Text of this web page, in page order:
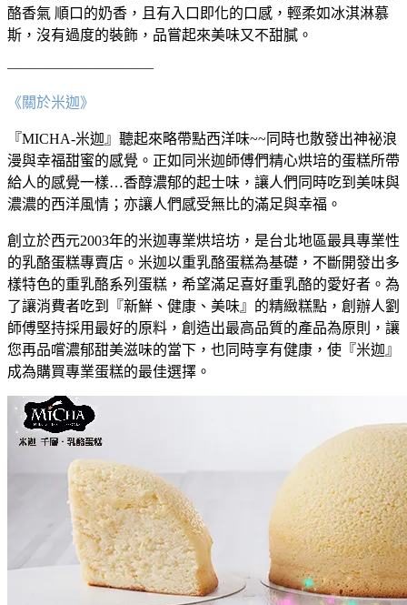
酪香氣 順口的奶香，且有入口即化的口感，輕柔如冰淇淋慕
斯，沒有過度的裝飾，品嘗起來美味又不甜膩。
———————————–
《關於米迦》
『MICHA-米迦』聽起來略帶點西洋味~~同時也散發出神祕浪
漫與幸福甜蜜的感覺。正如同米迦師傅們精心烘培的蛋糕所帶
給人的感覺一樣…香醇濃郁的起士味，讓人們同時吃到美味與
濃濃的西洋風情；亦讓人們感受無比的滿足與幸福。
創立於西元2003年的米迦專業烘培坊，是台北地區最具專業性
的乳酪蛋糕專賣店。米迦以重乳酪蛋糕為基礎，不斷開發出多
樣特色的重乳酪系列蛋糕，希望滿足喜好重乳酪的愛好者。為
了讓消費者吃到『新鮮、健康、美味』的精緻糕點，創辦人劉
師傅堅持採用最好的原料，創造出最高品質的產品為原則，讓
您再品嚐濃郁甜美滋味的當下，也同時享有健康，使『米迦』
成為購買專業蛋糕的最佳選擇。